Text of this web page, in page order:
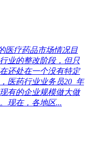
医疗药品市场情况目
业的整改阶段，但只
还处在一个没有特定
医药行业业务员20_年
有的企业规模做大做
现在，各地区...